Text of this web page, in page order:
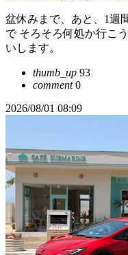
盆休みまで、あと、1週
で そろそろ何処か行こ
いします。
thumb_up 93
comment0
2026/08/01 08:09